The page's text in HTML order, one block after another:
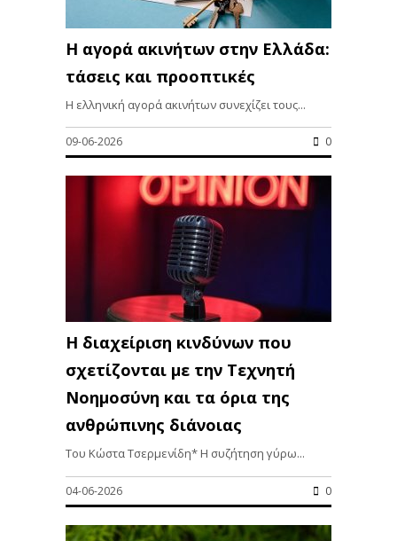
Η αγορά ακινήτων στην Ελλάδα:
τάσεις και προοπτικές
Η ελληνική αγορά ακινήτων συνεχίζει τους...
09-06-2026 0
Η διαχείριση κινδύνων που
σχετίζονται με την Τεχνητή
Νοημοσύνη και τα όρια της
ανθρώπινης διάνοιας
Του Κώστα Τσερμενίδη* Η συζήτηση γύρω...
04-06-2026 0